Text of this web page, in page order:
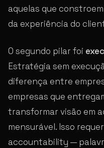
aquelas que
da experiência do
O segundo pilar foi
Estratégia sem
diferença entre
empresas que
transformar visão em
mensurável. Isso
accountability —